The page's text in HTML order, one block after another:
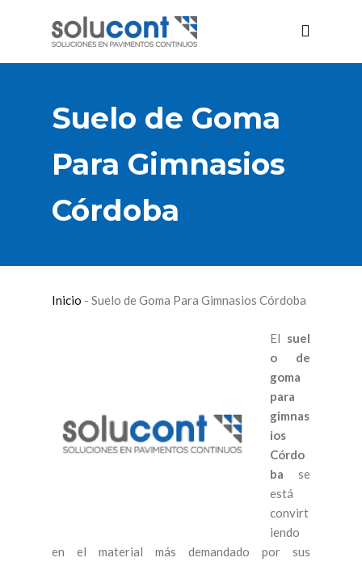
Suelo de Goma
Para Gimnasios
Córdoba
Inicio - Suelo de Goma Para Gimnasios Córdoba
El suel
o de
goma
para
gimnas
ios
Córdo
ba se
está
convirt
iendo
en el material más demandado por sus